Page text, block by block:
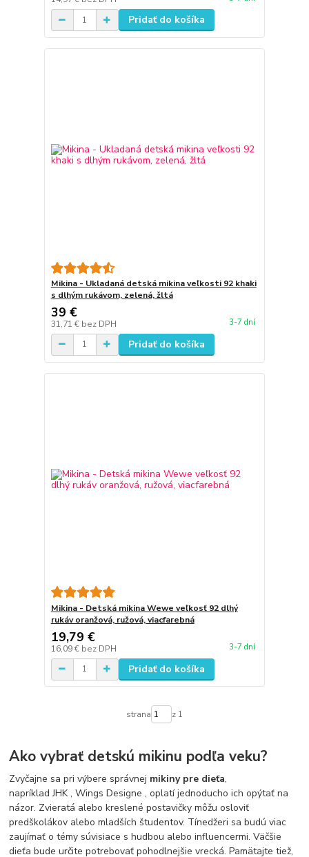
Pridať do košíka
Mikina - Ukladaná detská mikina veľkosti 92 khaki
s dlhým rukávom, zelená, žltá
39 €
31,71 € bez DPH 3-7 dní
Pridať do košíka
Mikina - Detská mikina Wewe veľkosť 92 dlhý
rukáv oranžová, ružová, viacfarebná
19,79 €
16,09 € bez DPH 3-7 dní
Pridať do košíka
strana z 1
Ako vybrať detskú mikinu podľa veku?
Zvyčajne sa pri výbere správnej mikiny pre dieťa,
napríklad JHK , Wings Designe , oplatí jednoducho ich opýtať na
názor. Zvieratá alebo kreslené postavičky môžu osloviť
predškolákov alebo mladších študentov. Tínedžeri sa budú viac
zaujímať o témy súvisiace s hudbou alebo influencermi. Väčšie
dieťa bude určite potrebovať pohodlnejšie vrecká. Pamätajte tiež,